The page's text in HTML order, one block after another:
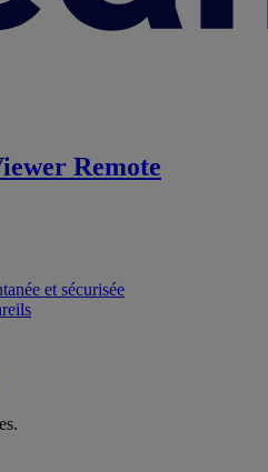
Remote
et sécurisée